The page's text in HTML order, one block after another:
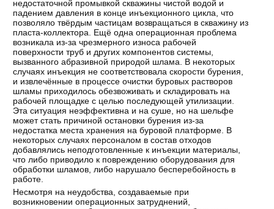
недостаточной промывкой скважины чистой водой и
падением давления в конце инъекционного цикла, что
позволяло твёрдым частицам возвращаться в скважину из
пласта-коллектора. Ещё одна операционная проблема
возникала из-за чрезмерного износа рабочей
поверхности труб и других компонентов системы,
вызванного абразивной природой шлама. В некоторых
случаях инъекция не соответствовала скорости бурения,
и извлечённые в процессе очистки буровых растворов
шламы приходилось обезвоживать и складировать на
рабочей площадке с целью последующей утилизации.
Эта ситуация неэффективна и на суше, но на шельфе
может стать причиной остановки бурения из-за
недостатка места хранения на буровой платформе. В
некоторых случаях персоналом в состав отходов
добавлялись неподготовленные к инъекции материалы,
что либо приводило к повреждению оборудования для
обработки шламов, либо нарушало бесперебойность в
работе.
Несмотря на неудобства, создаваемые при
возникновении операционных затруднений,